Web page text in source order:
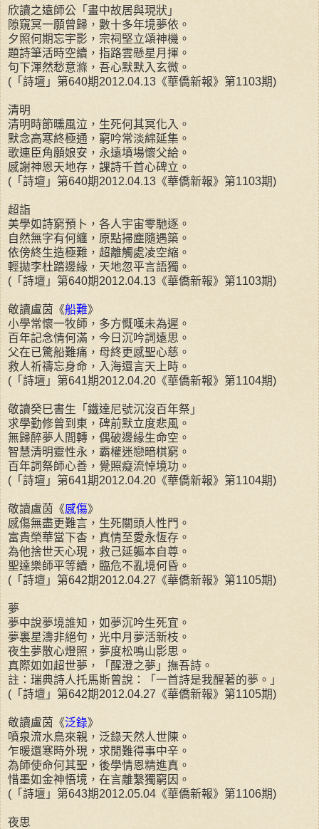
欣讀之遠師公「畫中故居與現狀」
隙窺冥一願曾歸，數十多年境夢依。
夕照何期忘宇影，宗祠堅立頌神機。
題詩筆活時空續，指路雲懸星月揮。
句下渾然愁意滌，吾心默默入玄微。
(「詩壇」第640期2012.04.13《華僑新報》第1103期)
清明
清明時節曛風泣，生死何其冥化入。
默念高寒終極通，窮吟常淡綿延集。
歌連臣角願娘安，永遠墳場懷父給。
感謝神恩天地存，課詩千首心碑立。
(「詩壇」第640期2012.04.13《華僑新報》第1103期)
超詣
美學如詩窮預卜，各人宇宙零馳逐。
自然無字有何纏，原點掃塵隨遇築。
依傍終生造極難，超離觸處凌空縮。
輕拋李杜踏邊緣，天地忽平言語獨。
(「詩壇」第640期2012.04.13《華僑新報》第1103期)
敬讀盧茵《船難》
小學常懷一牧師，多方慨嘆未為遲。
百年記念情何滿，今日沉吟詞遠思。
父在已驚船難痛，母終更感聖心慈。
救人祈禱忘身命，入海還言天上時。
(「詩壇」第641期2012.04.20《華僑新報》第1104期)
敬讀癸巳書生「鐵達尼號沉沒百年祭」
求學勤修曾到東，碑前默立度悲風。
無歸醉夢人間轉，偶破邊緣生命空。
智慧清明靈性永，霸權迷戀暗棋窮。
百年詞祭師心善，覺照癡流悼境功。
(「詩壇」第641期2012.04.20《華僑新報》第1104期)
敬讀盧茵《感傷》
感傷無盡更難言，生死關頭人性門。
富貴榮華當下杳，真情至愛永恆存。
為他捨世天心現，救己延軀本自尊。
聖達樂師平等續，臨危不亂境何昏。
(「詩壇」第642期2012.04.27《華僑新報》第1105期)
夢
夢中說夢境誰知，如夢沉吟生死宜。
夢裏星濤非絕句，光中月夢活新枝。
夜生夢散心燈照，夢度松鳴山影思。
真際如如超世夢，「醒澄之夢」撫吾詩。
註：瑞典詩人托馬斯曾說：「一首詩是我醒著的夢。」
(「詩壇」第642期2012.04.27《華僑新報》第1105期)
敬讀盧茵《泛錄》
噴泉流水鳥來親，泛錄天然人世陳。
乍暖還寒時外現，求閒難得事中辛。
為師使命何其聖，後學情恩精進真。
惜墨如金神悟境，在言離繫獨窮因。
(「詩壇」第643期2012.05.04《華僑新報》第1106期)
夜思